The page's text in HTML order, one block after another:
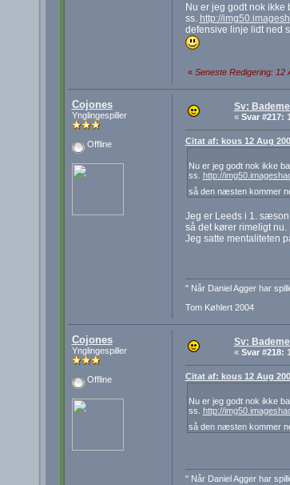
Nu er jeg godt nok ikke
ss. http://
defensive linje lidt ned
« Seneste Redigering: 12
Cojones
Ynglingespiller
Offline
Sv:
« Svar #217:
Citat af: kous 12 Aug
Nu er jeg godt nok ikke
ss. http://
så den næsten kommer
Jeg er Leeds i 1.
så det kører rimeligt
Jeg satte mentaliteten
" Når Daniel Agger har
Tom Køhlert 2004
Cojones
Ynglingespiller
Offline
Sv:
« Svar #218:
Citat af: kous 12 Aug
Nu er jeg godt nok ikke
ss. http://
så den næsten kommer
" Når Daniel Agger har